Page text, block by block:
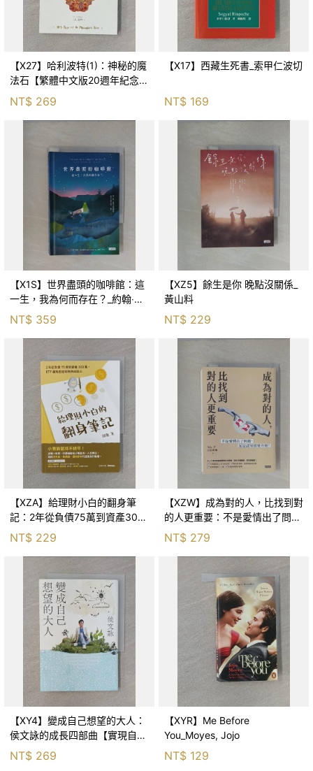
【X27】哈利波特(1)：神秘的魔
法石【繁體中文版20週年紀念】
NT$ 269
【X17】西藏生死書_索甲仁波切
NT$ 169
【X1S】世界盡頭的咖啡館：這
一生，我為何而存在？_約翰‧史
崔勒基, Elsa
NT$ 359
【XZ5】餘生是你 晚點沒關係_
黃山料
NT$ 229
【XZA】給理財小白的翻身筆
記：2年從負債75萬到資產300
萬，ETF讓我走在財務自由路上_
鐵蛋
NT$ 229
【XZW】成為對的人，比找到對
的人更重要：不是愛情出了問
題，而是認知需要升級！_Mr. P
NT$ 279
【XY4】變成自己想望的大人：
侯文詠的成長四部曲【實現自
己】_侯文詠
NT$ 269
【XYR】Me Before
You_Moyes, Jojo
NT$ 129